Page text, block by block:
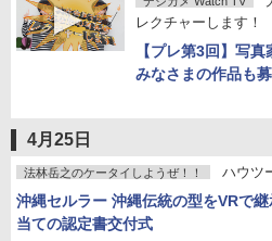
レクチャーします！
【プレ第3回】写
みなさまの作品も
4月25日
法林岳之のケータイしようぜ！！ ハウツ
沖縄セルラー 沖縄伝統の型をVRで
当ての認定書交付式